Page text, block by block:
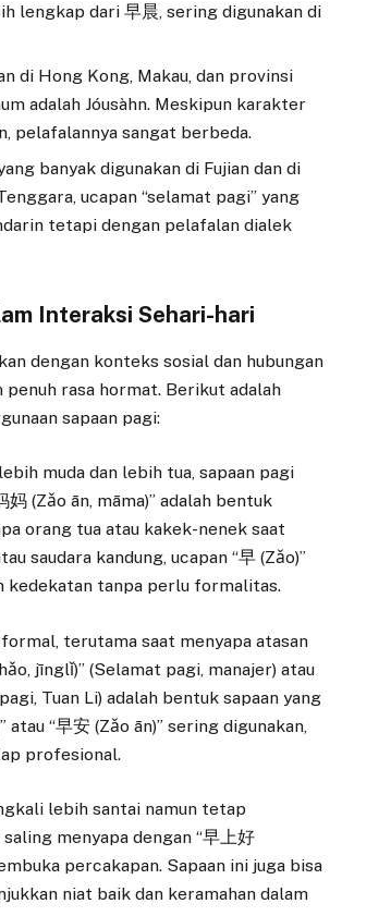
lengkap dari 早晨, sering digunakan di
di Hong Kong, Makau, dan provinsi
adalah Jóusàhn. Meskipun karakter
pelafalannya sangat berbeda.
banyak digunakan di Fujian dan di
ucapan “selamat pagi” yang
tetapi dengan pelafalan dialek
Interaksi Sehari-hari
dengan konteks sosial dan hubungan
rasa hormat. Berikut adalah
sapaan pagi:
muda dan lebih tua, sapaan pagi
妈 (Zǎo ān, māma)” adalah bentuk
orang tua atau kakek-nenek saat
saudara kandung, ucapan “早 (Zǎo)”
kedekatan tanpa perlu formalitas.
terutama saat menyapa atasan
jīnglǐ)” (Selamat pagi, manajer) atau
Tuan Li) adalah bentuk sapaan yang
“早安 (Zǎo ān)” sering digunakan,
profesional.
lebih santai namun tetap
menyapa dengan “早上好
percakapan. Sapaan ini juga bisa
niat baik dan keramahan dalam